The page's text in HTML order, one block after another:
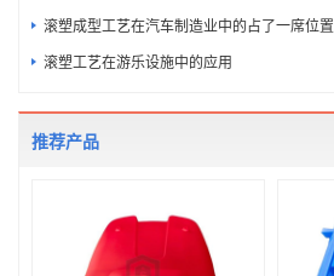
滚塑成型工艺在汽车制造业中的占了一席位置
滚塑工艺在游乐设施中的应用
推荐产品